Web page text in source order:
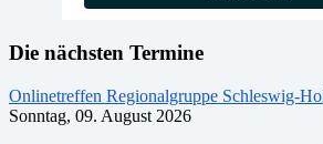
Die nächsten Termine
Onlinetreffen Regionalgruppe Schleswig-
Sonntag, 09. August 2026